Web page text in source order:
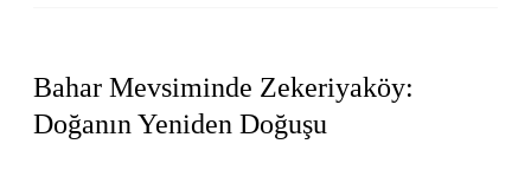
Bahar Mevsiminde Zekeriyaköy:
Doğanın Yeniden Doğuşu